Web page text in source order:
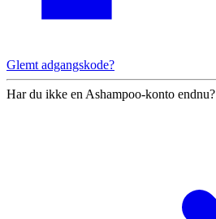
Glemt adgangskode?
Har du ikke en Ashampoo-konto endnu?